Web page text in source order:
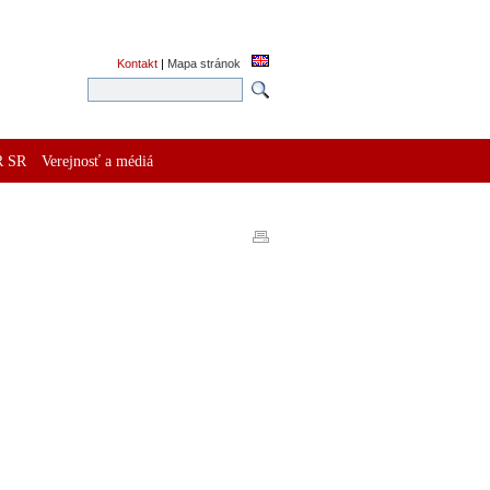
Kontakt | Mapa stránok
SR Verejnosť a médiá